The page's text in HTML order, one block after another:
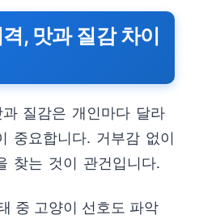
, 맛과 질감 차이
질감은 개인마다 달라
중요합니다. 거부감 없이
찾는 것이 관건입니다.
중 고양이 선호도 파악